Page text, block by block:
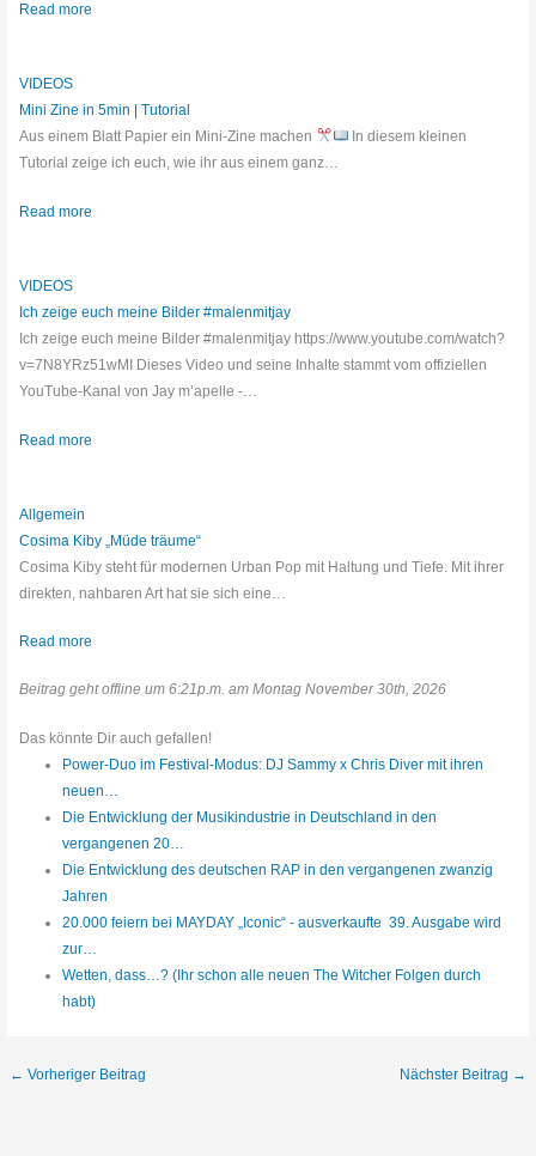
Read more
VIDEOS
Mini Zine in 5min | Tutorial
Aus einem Blatt Papier ein Mini-Zine machen
In diesem kleinen
Tutorial zeige ich euch, wie ihr aus einem ganz…
Read more
VIDEOS
Ich zeige euch meine Bilder #malenmitjay
Ich zeige euch meine Bilder #malenmitjay https://www.youtube.com/watch?
v=7N8YRz51wMI Dieses Video und seine Inhalte stammt vom offiziellen
YouTube-Kanal von Jay m’apelle -…
Read more
Allgemein
Cosima Kiby „Müde träume“
Cosima Kiby steht für modernen Urban Pop mit Haltung und Tiefe. Mit ihrer
direkten, nahbaren Art hat sie sich eine…
Read more
Beitrag geht offline um 6:21p.m. am Montag November 30th, 2026
Das könnte Dir auch gefallen!
Power-Duo im Festival-Modus: DJ Sammy x Chris Diver mit ihren
neuen…
Die Entwicklung der Musikindustrie in Deutschland in den
vergangenen 20…
Die Entwicklung des deutschen RAP in den vergangenen zwanzig
Jahren
20.000 feiern bei MAYDAY „Iconic“ - ausverkaufte 39. Ausgabe wird
zur…
Wetten, dass…? (Ihr schon alle neuen The Witcher Folgen durch
habt)
← Vorheriger Beitrag Nächster Beitrag →